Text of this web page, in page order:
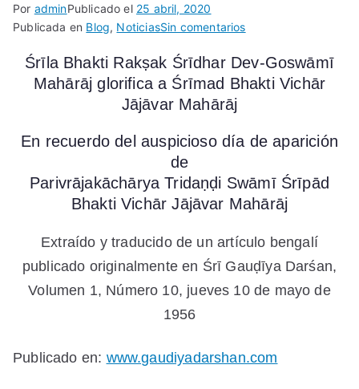
Por adminPublicado el 25 abril, 2020
Publicada en Blog, NoticiasSin comentariosen
Honor
al
Aparición
Tridandi
Swami
Srimad
Vichar
Jajavar
Maharaja
Śrīla Bhakti Rakṣak Śrīdhar Dev-Goswāmī
Mahārāj glorifica a Śrīmad Bhakti Vichār
Jājāvar Mahārāj
En recuerdo del auspicioso día de aparición
de
Parivrājakāchārya Tridaṇḍi Swāmī Śrīpād
Bhakti Vichār Jājāvar Mahārāj
Extraído y traducido de un artículo bengalí
publicado originalmente en Śrī Gauḍīya Darśan,
Volumen 1, Número 10, jueves 10 de mayo de
1956
Publicado en: www.gaudiyadarshan.com